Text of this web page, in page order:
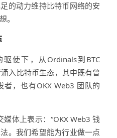
的动力维持比特币网络的安
。
使下，从Ordinals到BTC
入比特币生态，其中既有曾
者，也有OKX Web3 团队的
体上表示：“OKX Web3 钱
。我们希望能为行业做一点